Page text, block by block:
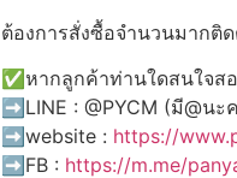
ต้องการสั่งซื้อจำนวนมากติ
✅หากลูกค้าท่านใดสนใจส
➡️LINE : @PYCM (มี@นะ
➡️website : https://
➡️FB : https://m.me/